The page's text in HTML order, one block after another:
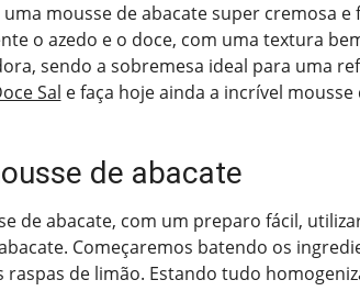
mousse de abacate super cremosa e
o azedo e o doce, com uma textura
sendo a sobremesa ideal para uma
Sal e faça hoje ainda a incrível
de abacate
de abacate, com um preparo fácil,
Começaremos batendo os
de limão. Estando tudo